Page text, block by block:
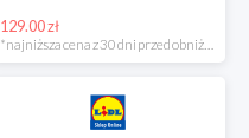
129.00 zł